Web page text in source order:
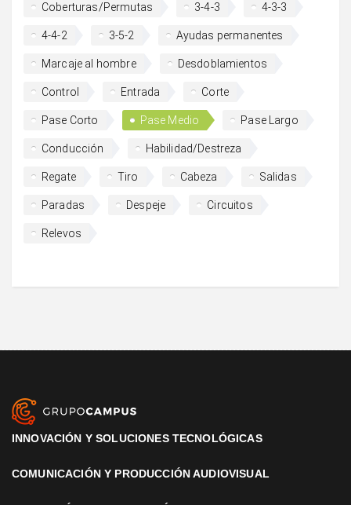
Coberturas/Permutas 3-4-3 4-3-3
4-4-2 3-5-2 Ayudas permanentes
Marcaje al hombre Desdoblamientos
Control Entrada Corte
Pase Corto Pase Medio Pase Largo
Conducción Habilidad/Destreza
Regate Tiro Cabeza Salidas
Paradas Despeje Circuitos
Relevos
INNOVACIÓN Y SOLUCIONES TECNOLÓGICAS
COMUNICACIÓN Y PRODUCCIÓN AUDIOVISUAL